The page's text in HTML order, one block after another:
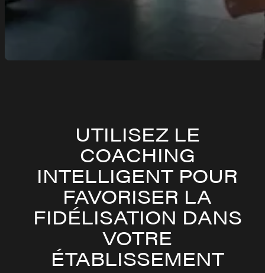
UTILISEZ LE
COACHING
INTELLIGENT POUR
FAVORISER LA
FIDÉLISATION DANS
VOTRE
ÉTABLISSEMENT